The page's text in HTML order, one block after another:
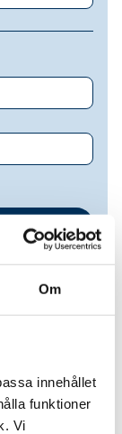
Om
innehållet
funktioner
Vi